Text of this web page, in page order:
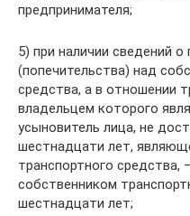
предпринимателя;
5) при наличии сведений
(попечительства) над
средства, а в отношении
владельцем которого
усыновитель лица, не
шестнадцати лет,
транспортного средства,
собственником
шестнадцати лет;